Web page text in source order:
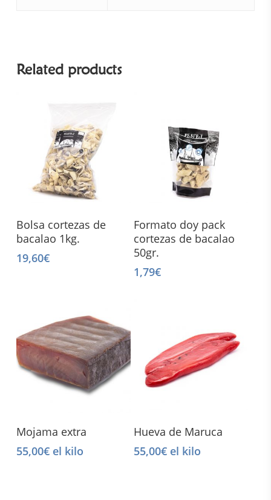
Related products
Bolsa cortezas de
bacalao 1kg.
19,60€
Add To Cart
Formato doy pack
cortezas de bacalao
50gr.
1,79€
Mojama extra
55,00€el kilo
Select Options
Hueva de Maruca
55,00€ el kilo